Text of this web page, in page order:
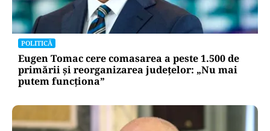
POLITICĂ
Eugen Tomac cere comasarea a peste 1.500 de
primării și reorganizarea județelor: „Nu mai
putem funcționa”